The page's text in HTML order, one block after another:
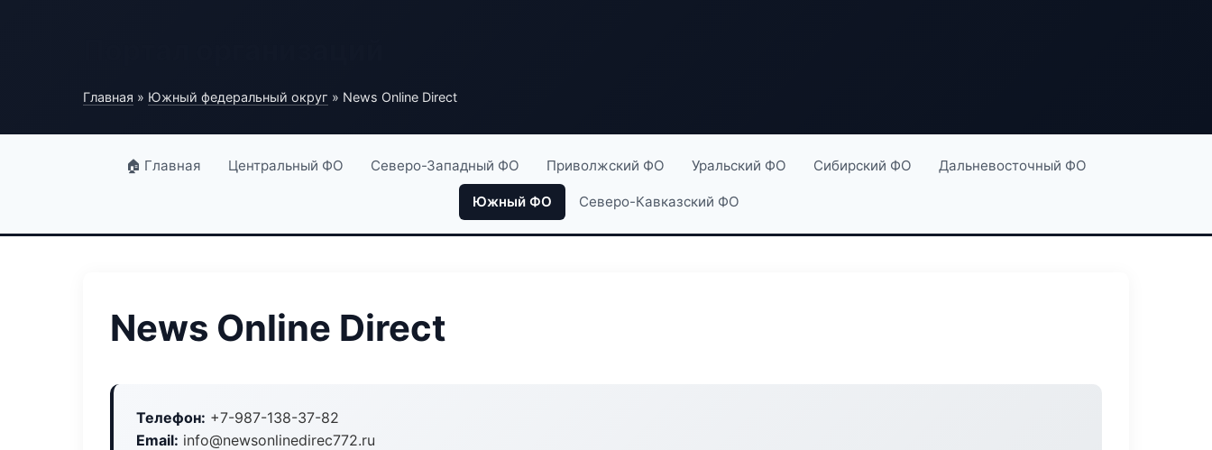
Главная » Южный федеральный округ » News Online Direct
🏠 Главная Центральный ФО Северо-Западный ФО Приволжский ФО Уральский ФО Сибирский ФО Дальневосточный ФО
Южный ФО Северо-Кавказский ФО
News Online Direct
Телефон: +7-987-138-37-82
Email: info@newsonlinedirec772.ru